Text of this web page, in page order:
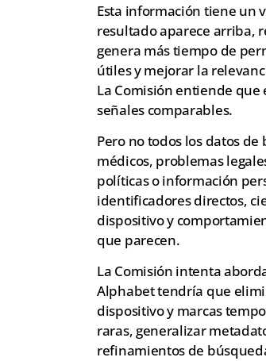
Esta información tiene un
resultado aparece arriba,
genera más tiempo de
útiles y mejorar la
La Comisión entiende
señales comparables.
Pero no todos los datos
médicos, problemas
políticas o información
identificadores directos,
dispositivo y
que parecen.
La Comisión intenta
Alphabet tendría que
dispositivo y marcas
raras, generalizar
refinamientos de